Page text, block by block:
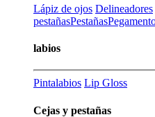
Lápiz de ojos Delineadores
pestañasPestañas
labios
Pintalabios Lip Gloss
Cejas y pestañas